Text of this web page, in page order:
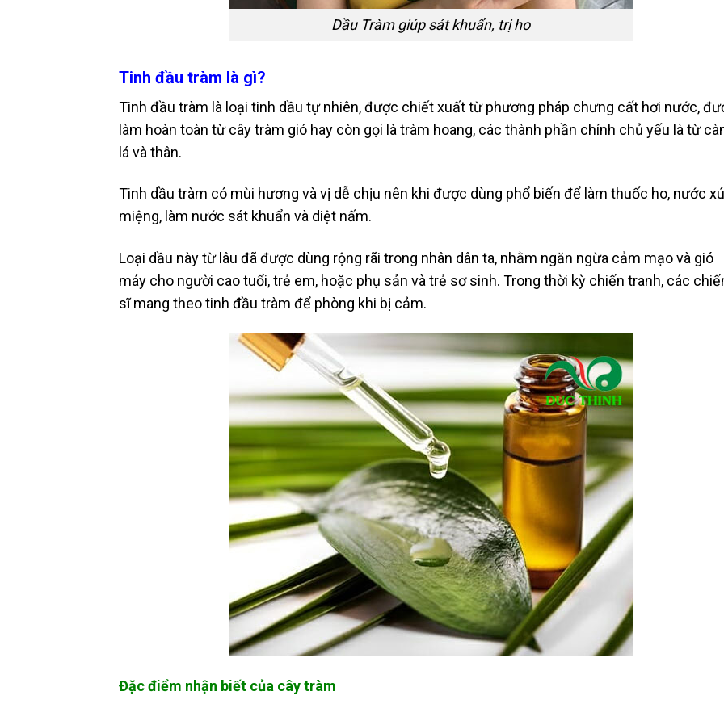
Dầu Tràm giúp sát khuẩn, trị ho
Tinh đầu tràm là gì?
Tinh đầu tràm là loại tinh dầu tự nhiên, được chiết xuất từ phương pháp chưng cất hơi nước,
làm hoàn toàn từ cây tràm gió hay còn gọi là tràm hoang, các thành phần chính chủ yếu là từ
lá và thân.
Tinh dầu tràm có mùi hương và vị dễ chịu nên khi được dùng phổ biến để làm thuốc ho, nước
miệng, làm nước sát khuẩn và diệt nấm.
Loại dầu này từ lâu đã được dùng rộng rãi trong nhân dân ta, nhằm ngăn ngừa cảm mạo và gió
máy cho người cao tuổi, trẻ em, hoặc phụ sản và trẻ sơ sinh. Trong thời kỳ chiến tranh, các
sĩ mang theo tinh đầu tràm để phòng khi bị cảm.
Đặc điểm nhận biết của cây tràm